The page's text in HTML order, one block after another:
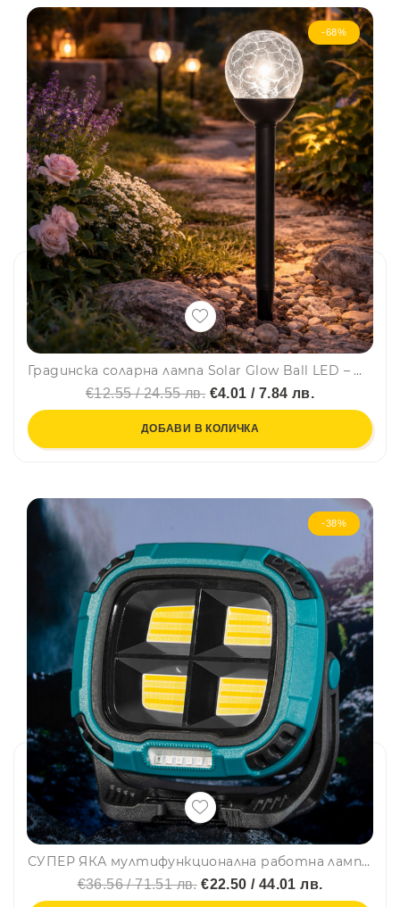
-68%
Градинска соларна лампа Solar Glow Ball LED – Ø11 см стъклена топка, височина 23.5 см
€12.55 / 24.55 лв. €4.01 / 7.84 лв.
ДОБАВИ В КОЛИЧКА
-38%
СУПЕР ЯКА мултифункционална работна лампа с няколко режима на работа W894-1
€36.56 / 71.51 лв.€22.50 / 44.01 лв.